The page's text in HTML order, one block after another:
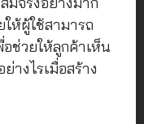
ห้ผู้ใช้สามารถ
ช่วยให้ลูกค้าเห็น
างไรเมื่อสร้าง